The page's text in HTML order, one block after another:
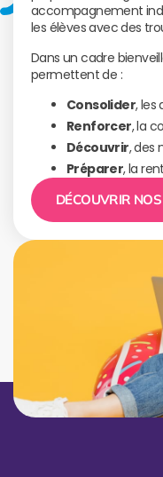
accompagnement
les élèves avec des
Dans un cadre
permettent de :
Consolider, les
Renforcer, la
Découvrir, des
Préparer, la
DÉCOUVRIR